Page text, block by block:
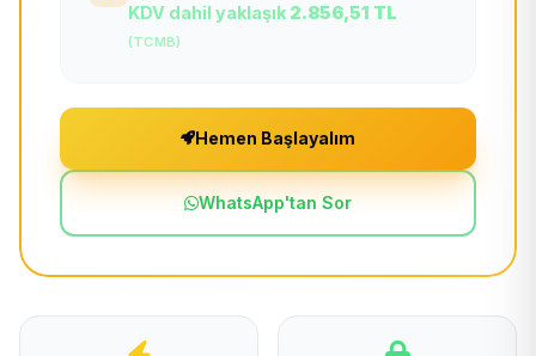
KDV dahil yaklaşık 2.856,51 TL
(TCMB)
Hemen Başlayalım
WhatsApp'tan Sor